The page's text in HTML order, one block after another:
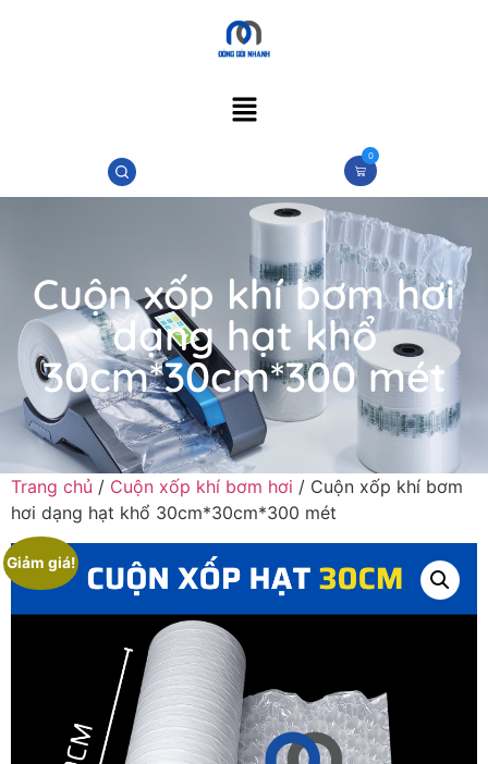
0
Cuộn xốp khí bơm hơi
dạng hạt khổ
30cm*30cm*300 mét
Trang chủ / Cuộn xốp khí bơm hơi / Cuộn xốp khí bơm
hơi dạng hạt khổ 30cm*30cm*300 mét
Giảm giá!